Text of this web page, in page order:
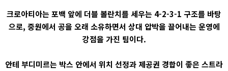
크로아티아는 포백 앞에 더블 볼란치를 세우는 4-2-3-1 구조를 바탕
으로, 중원에서 공을 오래 소유하면서 상대 압박을 끌어내는 운영에
강점을 가진 팀이다.
안테 부디미르는 박스 안에서 위치 선정과 제공권 경합이 좋은 스트라